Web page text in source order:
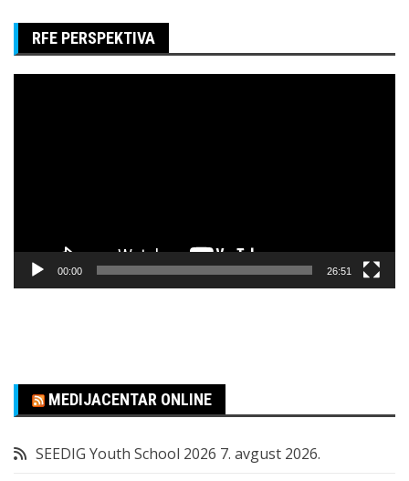
RFE PERSPEKTIVA
00:00 26:51
MEDIJACENTAR ONLINE
SEEDIG Youth School 2026 7. avgust 2026.